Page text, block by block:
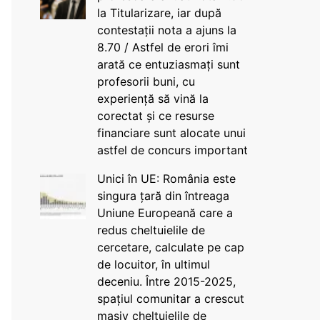
la Titularizare, iar după
contestații nota a ajuns la
8.70 / Astfel de erori îmi
arată ce entuziasmați sunt
profesorii buni, cu
experiență să vină la
corectat și ce resurse
financiare sunt alocate unui
astfel de concurs important
Unici în UE: România este
singura țară din întreaga
Uniune Europeană care a
redus cheltuielile de
cercetare, calculate pe cap
de locuitor, în ultimul
deceniu. Între 2015-2025,
spațiul comunitar a crescut
masiv cheltuielile de